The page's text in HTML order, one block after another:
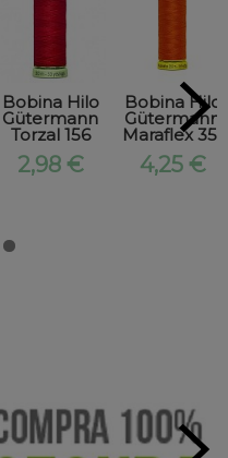
Bobina Hilo
Gütermann
Torzal 156
2,98 €
Bobina Hilo
Gütermann
Maraflex 351
4,25 €